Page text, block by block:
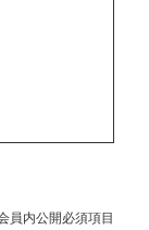
員内公開必須項目